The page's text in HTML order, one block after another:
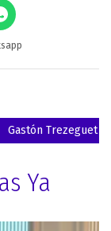
Gastón Trezeguet
Ya